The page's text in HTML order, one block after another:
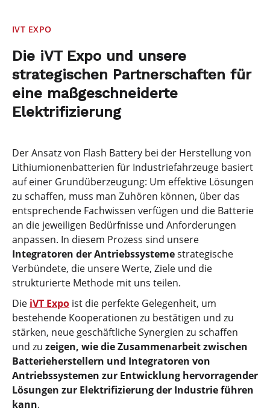
IVT EXPO
Die iVT Expo und unsere
strategischen Partnerschaften für
eine maßgeschneiderte
Elektrifizierung
Der Ansatz von Flash Battery bei der Herstellung von
Lithiumionenbatterien für Industriefahrzeuge basiert
auf einer Grundüberzeugung: Um effektive Lösungen
zu schaffen, muss man Zuhören können, über das
entsprechende Fachwissen verfügen und die Batterie
an die jeweiligen Bedürfnisse und Anforderungen
anpassen. In diesem Prozess sind unsere
Integratoren der Antriebssystemestrategische
Verbündete, die unsere Werte, Ziele und die
strukturierte Methode mit uns teilen.
Die iVT Expo ist die perfekte Gelegenheit, um
bestehende Kooperationen zu bestätigen und zu
stärken, neue geschäftliche Synergien zu schaffen
und zu zeigen, wie die Zusammenarbeit zwischen
Batterieherstellern und Integratoren von
Antriebssystemen zur Entwicklung hervorragender
Lösungen zur Elektrifizierung der Industrie führen
kann.